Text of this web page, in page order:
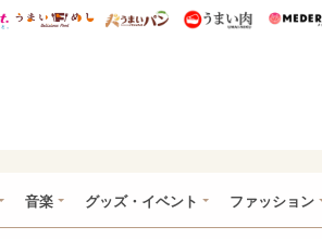
総研 ディズニー特集
mimot. うまいめし うまいパン うまい
音楽 グッズ・イベント ファッション